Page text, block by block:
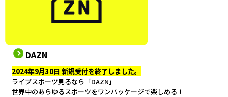
DAZN
2024年9月30日 新規受付を終了しました。
ライブスポーツ見るなら「DAZN」
世界中のあらゆるスポーツをワンパッケージで楽しめる！